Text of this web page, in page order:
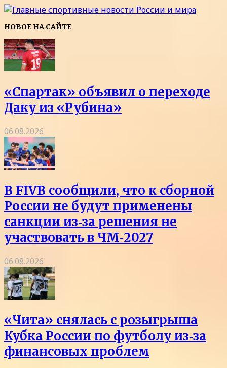
НОВОЕ НА САЙТЕ
«Спартак» объявил о переходе
Даку из «Рубина»
06.08.2026
В FIVB сообщили, что к сборной
России не будут применены
санкции из‑за решения не
участвовать в ЧМ‑2027
06.08.2026
«Чита» снялась с розыгрыша
Кубка России по футболу из‑за
финансовых проблем